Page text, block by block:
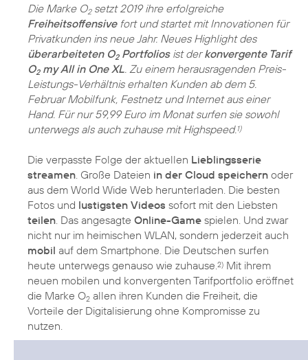
Die Marke O2setzt 2019 ihre erfolgreiche
Freiheitsoffensivefort und startet mit Innovationen für
Privatkunden ins neue Jahr. Neues Highlight des
überarbeiteten O2Portfoliosist derkonvergente Tarif
O2my All in One XL . Zu einem herausragenden Preis-
Leistungs-Verhältnis erhalten Kunden ab dem 5.
Februar Mobilfunk, Festnetz und Internet aus einer
Hand. Für nur 59,99 Euro im Monat surfen sie sowohl
unterwegs als auch zuhause mit Highspeed. 1)
Die verpasste Folge der aktuellen Lieblingsserie
streamen . Große Dateien in der Cloud speichern oder
aus dem World Wide Web herunterladen. Die besten
Fotos und lustigsten Videos sofort mit den Liebsten
teilen . Das angesagte Online-Game spielen. Und zwar
nicht nur im heimischen WLAN, sondern jederzeit auch
mobil auf dem Smartphone. Die Deutschen surfen
heute unterwegs genauso wie zuhause. 2) Mit ihrem
neuen mobilen und konvergenten Tarifportfolio eröffnet
die Marke O2 allen ihren Kunden die Freiheit, die
Vorteile der Digitalisierung ohne Kompromisse zu
nutzen.